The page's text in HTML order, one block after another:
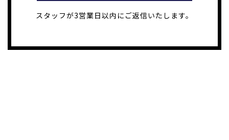
スタッフが3営業日以内にご返信いたします。